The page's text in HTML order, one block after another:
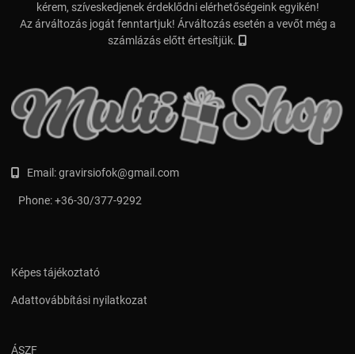
kérem, szíveskedjenek érdeklődni elérhetőségeink egyikén!
Az árváltozás jogát fenntartjuk! Árváltozás esetén a vevőt még a
számlázás előtt értesítjük.
Email:gravirsiofok@gmail.com
Phone:+36-30/377-9292
Képes tájékoztató
Adattovábbítási nyilatkozat
ÁSZF